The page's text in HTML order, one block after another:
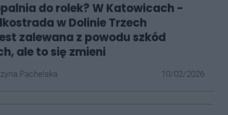
do rolek? W Katowicach -
w Dolinie Trzech
zalewana z powodu szkód
ale to się zmieni
Pachelska 10/02/2026